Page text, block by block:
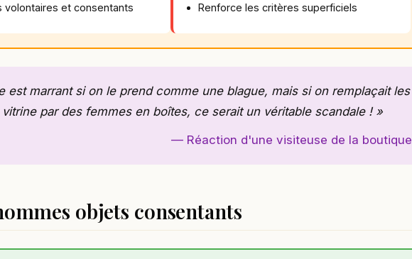
volontaires et consentants
Renforce les critères superficiels
est marrant si on le prend comme une blague, mais si on remplaçait les
par des femmes en boîtes, ce serait un véritable scandale ! »
— Réaction d'une visiteuse de la boutique
objets consentants